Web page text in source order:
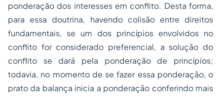
ponderação dos interesses em conflito. Desta forma,
para essa doutrina, havendo colisão entre direitos
fundamentais, se um dos princípios envolvidos no
conflito for considerado preferencial, a solução do
conflito se dará pela ponderação de princípios;
todavia, no momento de se fazer essa ponderação, o
prato da balança inicia a ponderação conferindo mais